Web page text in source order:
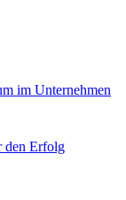
im Unternehmen
den Erfolg